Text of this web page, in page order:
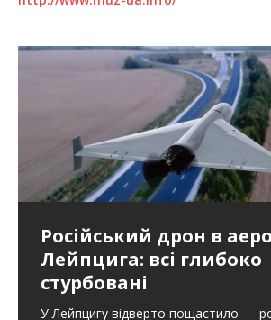
Російський дрон в
Лейпцига: всі глибоко
стурбовані
У Лейпцигу відверто пощастило —